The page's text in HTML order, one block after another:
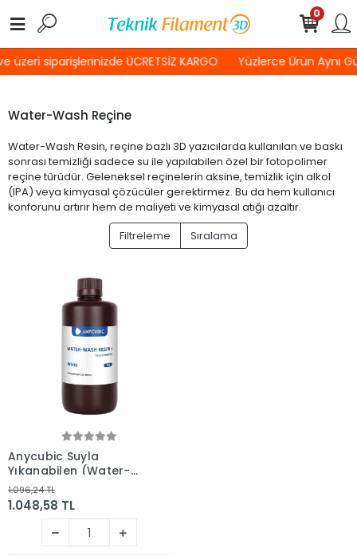
üzeri siparişlerinizde ÜCRETSİZ KARGO Yüzlerce Ürün Aynı
0
Water-Wash Reçine
Water-Wash Resin, reçine bazlı 3D yazıcılarda kullanılan ve baskı
sonrası temizliği sadece su ile yapılabilen özel bir fotopolimer
reçine türüdür. Geleneksel reçinelerin aksine, temizlik için alkol
(IPA) veya kimyasal çözücüler gerektirmez. Bu da hem kullanıcı
konforunu artırır hem de maliyeti ve kimyasal atığı azaltır.
Filtreleme
Sıralama
Anycubic Suyla
Yıkanabilen (Water-
Wash) Reçine Siyah
1.096,24 TL
1.048,58 TL